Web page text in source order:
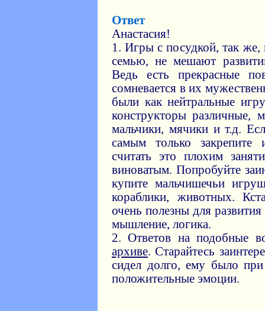
Ответ
Анастасия!
1. Игры с посудкой, так
семью, не мешают
Ведь есть прекрасные
сомневается в их
были как нейтральные
конструкторы различные,
мальчики, мячики и т.д.
самым только закрепите
считать это плохим
виноватым. Попробуйте
купите мальчишечьи
кораблики, животных.
очень полезны для
мышление, логика.
2. Ответов на подобные
архиве. Старайтесь
сидел долго, ему было при
положительные эмоции.